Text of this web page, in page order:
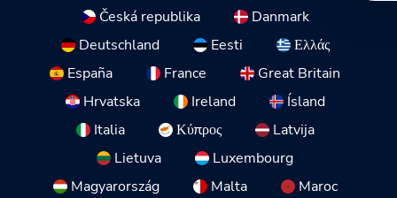
Česká republika
Danmark
Deutschland
Eesti
Ελλάς
España
France
Great Britain
Hrvatska
Ireland
Ísland
Italia
Κύπρος
Latvija
Lietuva
Luxembourg
Magyarország
Malta
Maroc